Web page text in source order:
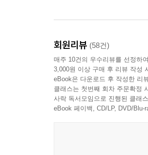
“지포라이터를 팝니다.”
이때 가장 좋은 답변은 이것
“그럼요! 없어서 못 팝니다.”
광화문에 유명한 삼계탕집
말로 먹고사는 우리는 말에
- 무한 소비충동을 유발하는
- “우리 것도 무첨가 vs 우리
- 정확하게 말하기보다 고객
- 갑질하는 고객을 순식간에
이처럼 이 책은 입에 착 달
회원리뷰 (58건)
매주 10건의 우수리뷰를 선정하
3,000원 이상 구매 후 리뷰 작성
eBook은 다운로드 후 작성한 리
클래스는 첫번째 회차 주문확정
사락 독서모임으로 진행된 클래
eBook 페이백, CD/LP, DVD/